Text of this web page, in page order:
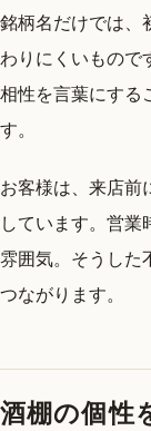
銘柄名だけでは、
わりにくいもので
相性を言葉にする
す。
お客様は、来店前
しています。営
雰囲気。そうした
つながります。
酒棚の個性